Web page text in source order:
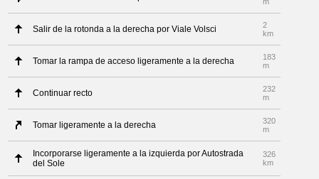
Salir de la rotonda a la derecha por Viale Volsci
2
km
Tomar la rampa de acceso ligeramente a la derecha
183
m
Continuar recto
232
m
Tomar ligeramente a la derecha
320
m
Incorporarse ligeramente a la izquierda por Autostrada
del Sole
326
km